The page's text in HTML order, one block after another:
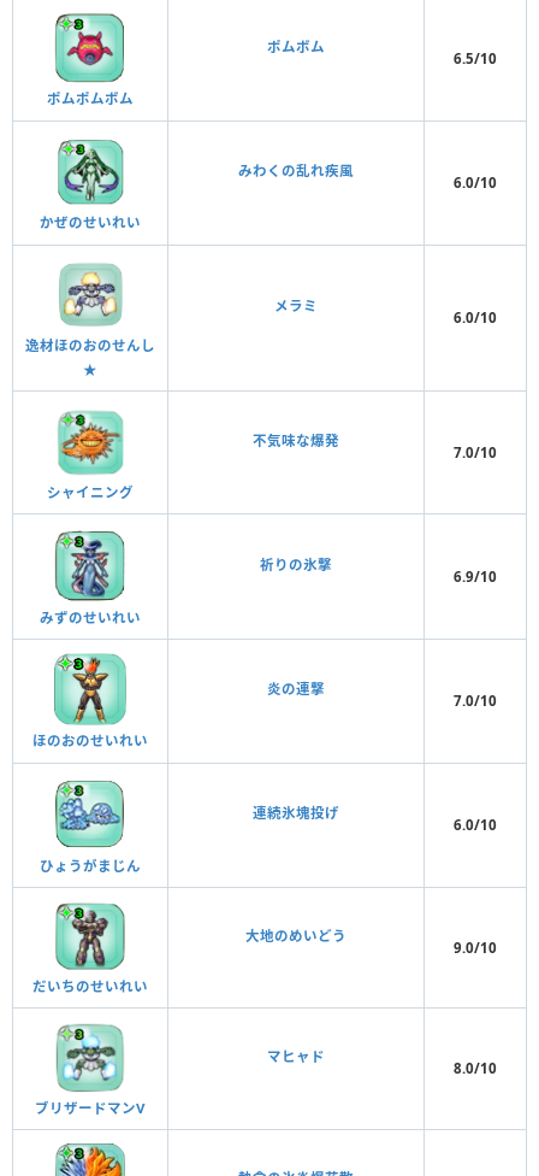
ポムポムボム
ポムボム
6.5/10
かぜのせいれい
みわくの乱れ疾風
6.0/10
逸材ほのおのせんし
★
メラミ
6.0/10
シャイニング
不気味な爆発
7.0/10
みずのせいれい
祈りの氷撃
6.9/10
ほのおのせいれい
炎の連撃
7.0/10
ひょうがまじん
連続氷塊投げ
6.0/10
だいちのせいれい
大地のめいどう
9.0/10
ブリザードマンⅤ
マヒャド
8.0/10